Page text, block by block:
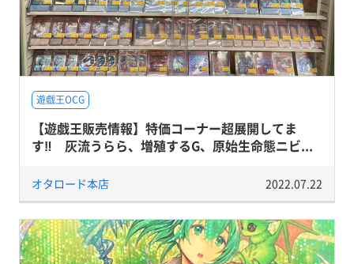
遊戯王OCG
【遊戯王販売情報】特価コーナー超展開してま
す‼ 灰流うらら、増殖するG、原始生命態ニビ...
オタロード本店 2022.07.22